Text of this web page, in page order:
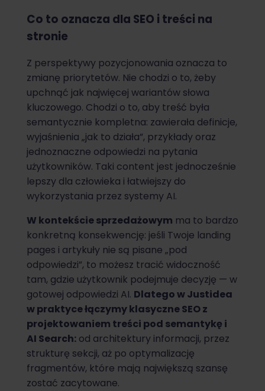
Co to oznacza dla SEO i treści na
stronie
Z perspektywy pozycjonowania oznacza to
zmianę priorytetów. Nie chodzi o to, żeby
upchnąć jak najwięcej wariantów słowa
kluczowego. Chodzi o to, aby treść była
semantycznie kompletna: zawierała definicje,
wyjaśnienia „jak to działa”, przykłady oraz
jednoznaczne odpowiedzi na pytania
użytkowników. Taki content jest jednocześnie
lepszy dla człowieka i łatwiejszy do
wykorzystania przez systemy AI.
W kontekście sprzedażowym ma to bardzo
konkretną konsekwencję: jeśli Twoje landing
pages i artykuły nie są pisane „pod
odpowiedzi”, to możesz tracić widoczność
tam, gdzie użytkownik podejmuje decyzję — w
gotowej odpowiedzi AI. Dlatego w Justidea
w praktyce łączymy klasyczne SEO z
projektowaniem treści pod semantykę i
AI Search: od architektury informacji, przez
strukturę sekcji, aż po optymalizację
fragmentów, które mają największą szansę
zostać zacytowane.